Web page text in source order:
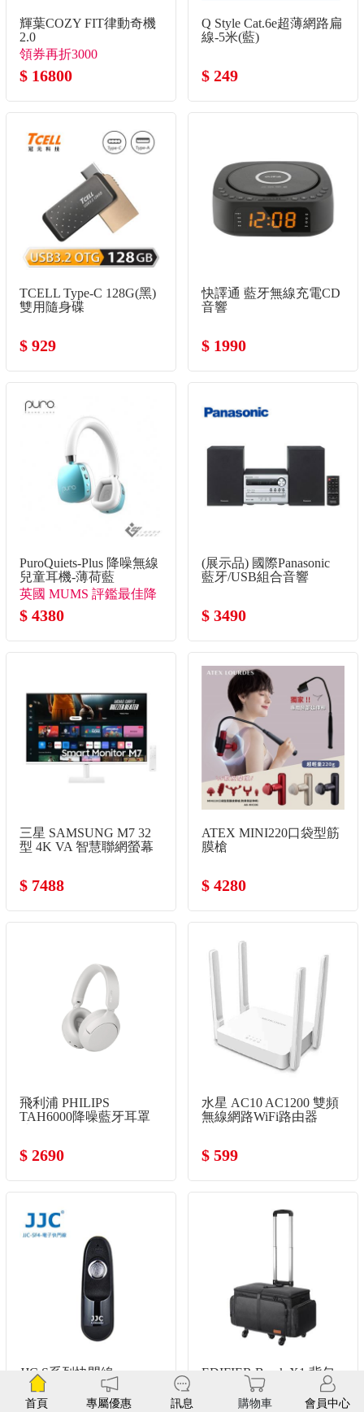
輝葉COZY FIT律動奇機
2.0
領券再折3000
$ 16800
Q Style Cat.6e超薄網路扁
線-5米(藍)
$ 249
TCELL Type-C 128G(黑)
雙用隨身碟
$ 929
快譯通 藍牙無線充電CD
音響
$ 1990
PuroQuiets-Plus 降噪無線
兒童耳機-薄荷藍
英國 MUMS 評鑑最佳降
噪兒童耳機
$ 4380
(展示品) 國際Panasonic
藍牙/USB組合音響
$ 3490
三星 SAMSUNG M7 32
型 4K VA 智慧聯網螢幕
$ 7488
ATEX MINI220口袋型筋
膜槍
$ 4280
飛利浦 PHILIPS
TAH6000降噪藍牙耳罩
$ 2690
水星 AC10 AC1200 雙頻
無線網路WiFi路由器
$ 599
JJC S系列快門線
EDIFIER Break X1 背包
拉車組 X1-TBAG
首頁 專屬優惠 訊息 購物車 會員中心